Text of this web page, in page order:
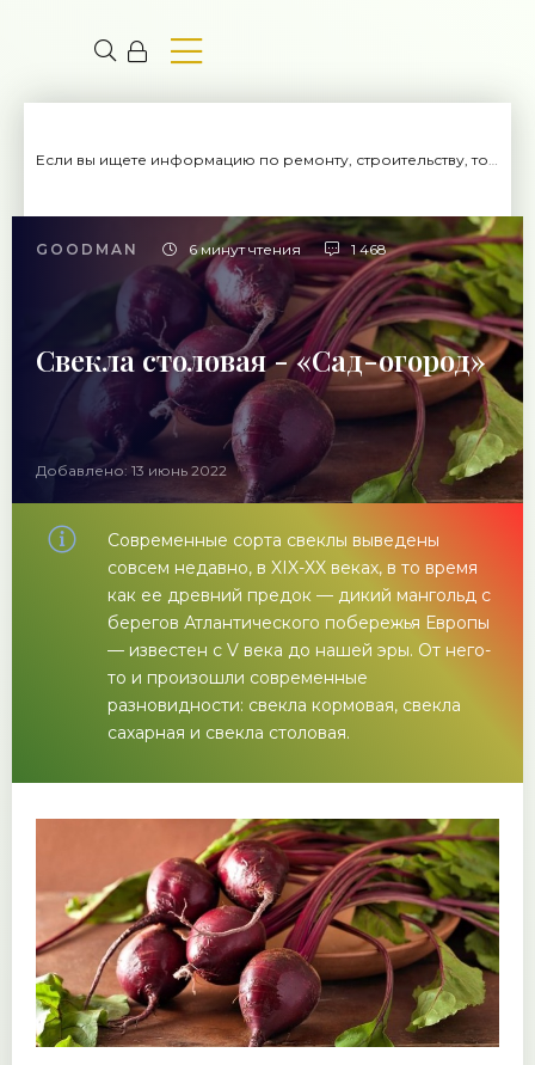
Если вы ищете информацию по ремонту, строительству, то вы попали на нужный сайт.
GOODMAN 6 минут чтения 1 468
Свекла столовая - «Сад-огород»
Добавлено: 13 июнь 2022
Современные сорта свеклы выведены
совсем недавно, в XIX-XX веках, в то время
как ее древний предок — дикий мангольд с
берегов Атлантического побережья Европы
— известен с V века до нашей эры. От него-
то и произошли современные
разновидности: свекла кормовая, свекла
сахарная и свекла столовая.